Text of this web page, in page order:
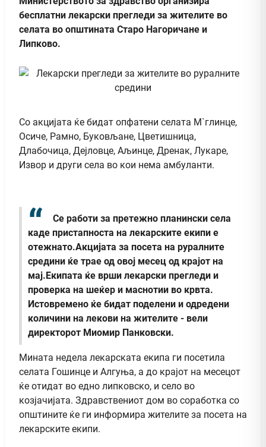
бесплатни лекарски прегледи за жителите во
селата во општината Старо Нагоричане и
Липково.
Со акцијата ќе бидат опфатени селата М`глинце,
Осиче, Рамно, Буковљане, Цветишница,
Длабочица, Дејловце, Аљинце, Дренак, Лукаре,
Извор и други села во кои нема амбуланти.
Се работи за претежно планински села
каде пристапноста на лекарските екипи е
отежнато.Акцијата за посета на руралните
средини ќе трае од овој месец од крајот на
мај.Екипата ќе врши лекарски прегледи и
проверка на шеќер и маснотии во крвта.
Истовремено ќе бидат поделени и одредени
количини на лекови на жителите - вели
директорот Миомир Панковски.
Мината недела лекарската екипа ги посетила
селата Гошинце и Алгуња, а до крајот на месецот
ќе отидат во едно липковско, и село во
козјачијата. Здравствениот дом во соработка со
општините ќе ги информира жителите за посета на
лекарските екипи.